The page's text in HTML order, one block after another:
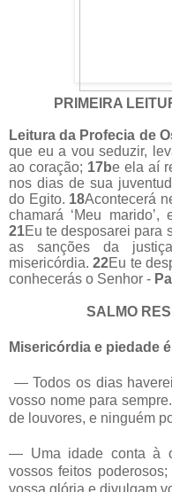
PRIMEIRA
Leitura da Profecia de
que eu a vou seduzir,
ao coração; 17be ela aí
nos dias de sua
do Egito. 18Acontecerá
chamará ‘Meu marido’,
21Eu te desposarei para
as sanções da
misericórdia.22Eu te
conhecerás o Senhor -
SALMO
Misericórdia e piedade
— Todos os dias
vosso nome para
de louvores, e ninguém
— Uma idade conta à
vossos feitos
vossa glória e divulgam